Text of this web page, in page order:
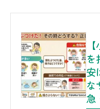
を
安
な
急